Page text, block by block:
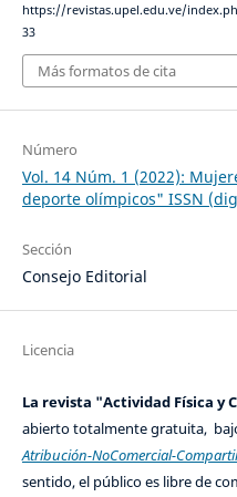
https://revistas.upel.edu.ve/
33
Más formatos de cita
Número
Vol. 14 Núm. 1 (2022):
deporte olímpicos" ISSN
Sección
Consejo Editorial
Licencia
La revista "Actividad Física y
abierto totalmente gratuita,
Atribución-NoComercial-
sentido, el público es libre de